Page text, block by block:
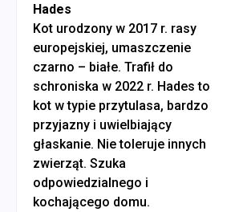
Hades
Kot urodzony w 2017 r. rasy
europejskiej, umaszczenie
czarno – białe. Trafił do
schroniska w 2022 r. Hades to
kot w typie przytulasa, bardzo
przyjazny i uwielbiający
głaskanie. Nie toleruje innych
zwierząt. Szuka
odpowiedzialnego i
kochającego domu.